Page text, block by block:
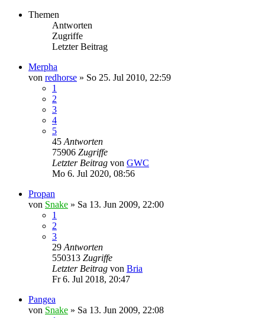
Themen
Antworten
Zugriffe
Letzter Beitrag
Merpha
von redhorse » So 25. Jul 2010, 22:59
1
2
3
4
5
45 Antworten
75906 Zugriffe
Letzter Beitrag von GWC
Mo 6. Jul 2020, 08:56
Propan
von Snake » Sa 13. Jun 2009, 22:00
1
2
3
29 Antworten
550313 Zugriffe
Letzter Beitrag von Bria
Fr 6. Jul 2018, 20:47
Pangea
von Snake » Sa 13. Jun 2009, 22:08